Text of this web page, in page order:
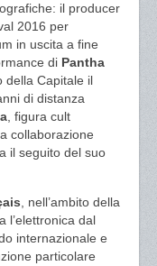
il producer
2016 per
in uscita a fine
di Pantha
della Capitale il
di distanza
, figura cult
collaborazione
il seguito del suo
, nell’ambito della
l’elettronica dal
internazionale e
particolare